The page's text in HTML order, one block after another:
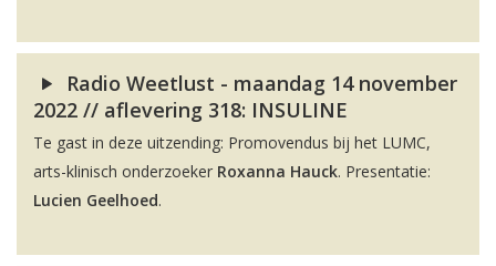
Radio Weetlust - maandag 14 november
2022 // aflevering 318: INSULINE
Te gast in deze uitzending: Promovendus bij het LUMC,
arts-klinisch onderzoeker Roxanna Hauck. Presentatie:
Lucien Geelhoed.